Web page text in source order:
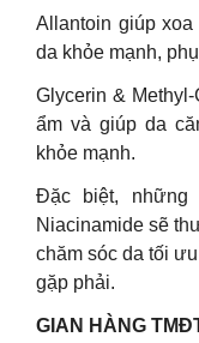
Allantoin giúp
da khỏe mạnh,
Glycerin &
ẩm và giúp da
khỏe mạnh.
Đặc biệt,
Niacinamide sẽ
chăm sóc da tối
gặp phải.
GIAN HÀNG